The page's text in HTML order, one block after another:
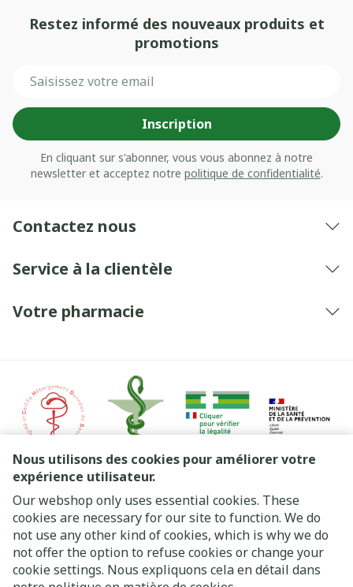
Nous utilisons des cookies pour améliorer votre
expérience utilisateur.
Our webshop only uses essential cookies. These
cookies are necessary for our site to function. We do
not use any other kind of cookies, which is why we do
not offer the option to refuse cookies or change your
cookie settings. Nous expliquons cela en détail dans
Restez informé des nouveaux produits et
promotions
Inscription
En cliquant sur s'abonner, vous vous abonnez à notre
newsletter et acceptez notre politique de confidentialité.
Contactez nous
Service à la clientèle
Votre pharmacie
Liens légaux